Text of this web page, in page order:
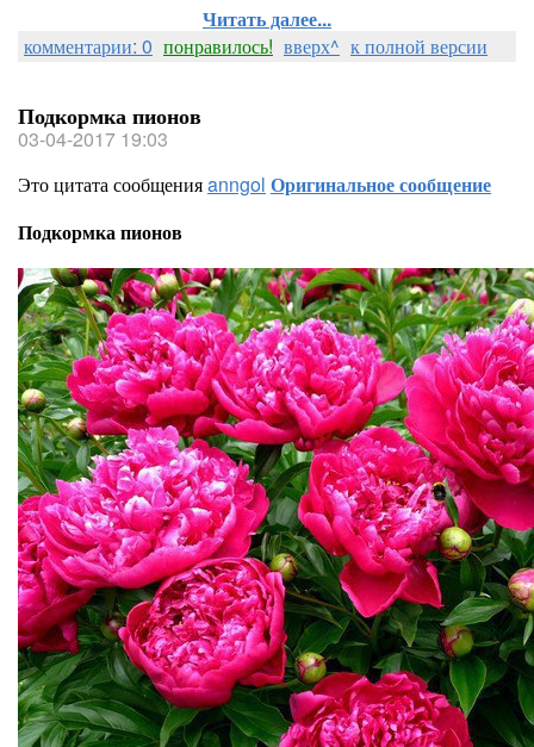
Читать далее...
комментарии: 0 понравилось! вверх^ к полной версии
Подкормка пионов
03-04-2017 19:03
Это цитата сообщенияanngol Оригинальное сообщение
Подкормка пионов